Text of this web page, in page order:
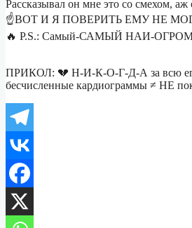
Рассказывал он мне это со смехом,
☝️ВОТ И Я ПОВЕРИТЬ ЕМУ НЕ
🔥 P.S.: Самый-САМЫЙ НАИ-
ПРИКОЛ: 💔 Н-И-К-О-Г-Д-А за всю его
бесчисленные кардиограммы ≠ НЕ